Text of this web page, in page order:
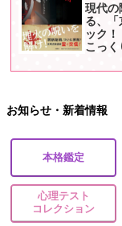
現代の
る、「
ック
こっく
お知らせ・新着情報
本格鑑定
心理テスト
コレクション